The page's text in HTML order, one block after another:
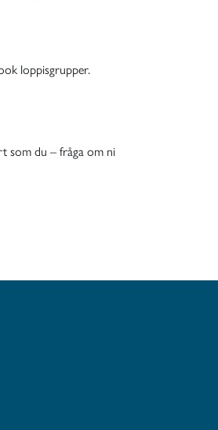
loppisgrupper.
som du – fråga om ni